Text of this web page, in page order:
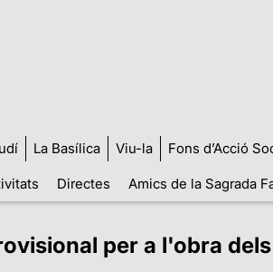
La Basílica Viu-la Fons d’Acció
Directes Amics de la Sagrada
per a l'obra